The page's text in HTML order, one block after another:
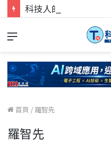
首頁 / 羅智先
羅智先